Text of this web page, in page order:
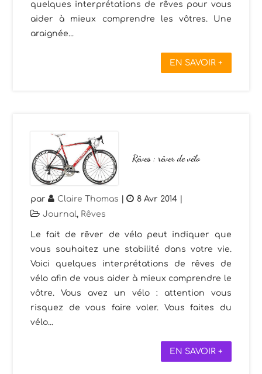
quelques interprétations de rêves pour vous
aider à mieux comprendre les vôtres. Une
araignée...
EN SAVOIR +
Rêves : rêver de vélo
par Claire Thomas | 8 Avr 2014 |
Journal, Rêves
Le fait de rêver de vélo peut indiquer que
vous souhaitez une stabilité dans votre vie.
Voici quelques interprétations de rêves de
vélo afin de vous aider à mieux comprendre le
vôtre. Vous avez un vélo : attention vous
risquez de vous faire voler. Vous faites du
vélo...
EN SAVOIR +